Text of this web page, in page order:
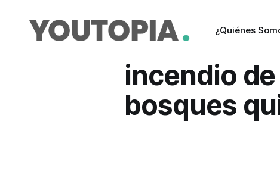
¿Quiénes
incendio de
bosques